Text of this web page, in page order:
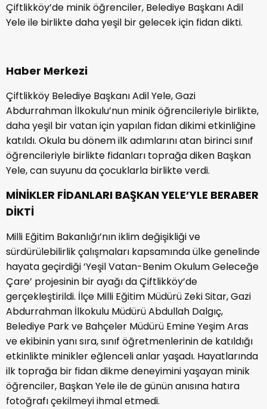
Çiftlikköy’de minik öğrenciler, Belediye Başkanı Adil
Yele ile birlikte daha yeşil bir gelecek için fidan dikti.
Haber Merkezi
Çiftlikköy Belediye Başkanı Adil Yele, Gazi
Abdurrahman İlkokulu’nun minik öğrencileriyle birlikte,
daha yeşil bir vatan için yapılan fidan dikimi etkinliğine
katıldı. Okula bu dönem ilk adımlarını atan birinci sınıf
öğrencileriyle birlikte fidanları toprağa diken Başkan
Yele, can suyunu da çocuklarla birlikte verdi.
MİNİKLER FİDANLARI BAŞKAN YELE’YLE BERABER
DİKTİ
Milli Eğitim Bakanlığı’nın iklim değişikliği ve
sürdürülebilirlik çalışmaları kapsamında ülke genelinde
hayata geçirdiği ‘Yeşil Vatan-Benim Okulum Geleceğe
Çare’ projesinin bir ayağı da Çiftlikköy’de
gerçekleştirildi. İlçe Milli Eğitim Müdürü Zeki Sitar, Gazi
Abdurrahman İlkokulu Müdürü Abdullah Dalgıç,
Belediye Park ve Bahçeler Müdürü Emine Yeşim Aras
ve ekibinin yanı sıra, sınıf öğretmenlerinin de katıldığı
etkinlikte minikler eğlenceli anlar yaşadı. Hayatlarında
ilk toprağa bir fidan dikme deneyimini yaşayan minik
öğrenciler, Başkan Yele ile de günün anısına hatıra
fotoğrafı çekilmeyi ihmal etmedi.